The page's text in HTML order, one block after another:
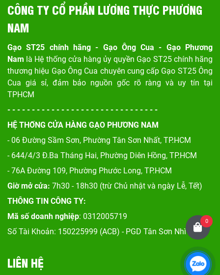
CÔNG TY CỔ PHẦN LƯƠNG THỰC PHƯƠNG
NAM
Gạo ST25 chính hãng - Gạo Ông Cua - Gạo Phương
Nam là Hệ thống cửa hàng ủy quyền Gạo ST25 chính hãng
thương hiệu Gạo Ông Cua chuyên cung cấp Gạo ST25 Ông
Cua giá sỉ, đảm bảo nguồn gốc rõ ràng và uy tín tại
TPHCM
- - - - - - - - - - - - - - - - - - - - - - - - - - - - - - -
HỆ THỐNG CỬA HÀNG GẠO PHƯƠNG NAM
- 06 Đường Sầm Sơn, Phường Tân Sơn Nhất, TP.HCM
- 644/4/3 Đ.Ba Tháng Hai, Phường Diên Hồng, TP.HCM
- 76A Đường 109, Phường Phước Long, TP.HCM
Giờ mở cửa: 7h30 - 18h30 (trừ Chủ nhật và ngày Lễ, Tết)
THÔNG TIN CÔNG TY:
Mã số doanh nghiệp: 0312005719
Số Tài Khoản: 150225999 (ACB) - PGD Tân Sơn Nhì
LIÊN HỆ
0